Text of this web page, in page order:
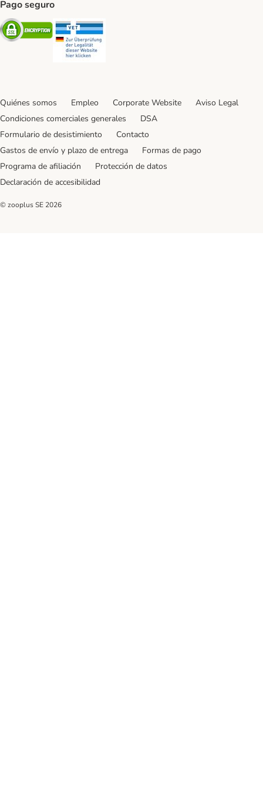
Pago seguro
Security
Quiénes somos Empleo Corporate Website
Aviso Legal
Condiciones comerciales generales
DSA
Formulario de desistimiento
Contacto
Gastos de envío y plazo de entrega
Formas de pago
Programa de afiliación
Protección de datos
Declaración de accesibilidad
© zooplus SE 2026